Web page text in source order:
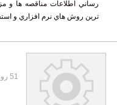
ترين روش هاي نرم افزاري و
51 روز پیش